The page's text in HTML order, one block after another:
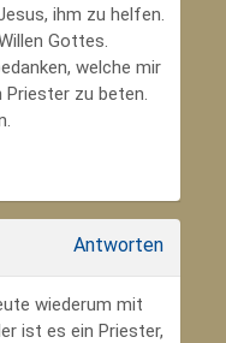
ihm zu helfen.
Gottes.
welche mir
zu beten.
Antworten
wiederum mit
ist es ein Priester,